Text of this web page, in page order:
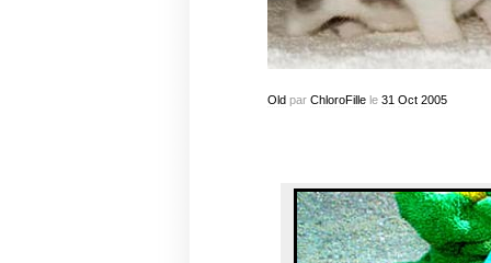
Oldpar ChloroFillele 31 Oct 2005